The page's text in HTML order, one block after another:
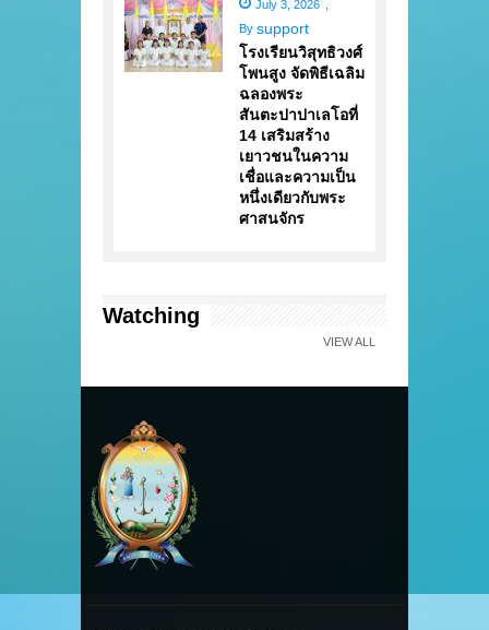
July 3, 2026
By support
โรงเรียนวิสุทธิวงศ์
โพนสูง จัดพิธีเฉลิม
ฉลองพระ
สันตะปาปาเลโอที่
14 เสริมสร้าง
เยาวชนในความ
เชื่อและความเป็น
หนึ่งเดียวกับพระ
ศาสนจักร
Watching
VIEW ALL